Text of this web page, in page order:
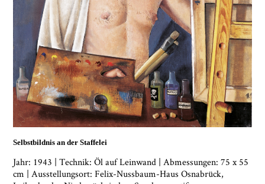
Selbstbildnis an der Staffelei
Jahr: 1943 | Technik: Öl auf Leinwand | Abmessungen: 75 x 55
cm | Ausstellungsort: Felix-Nussbaum-Haus Osnabrück,